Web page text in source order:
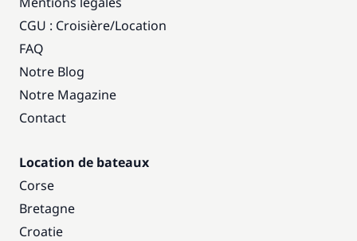
CGU : Croisière/Location
FAQ
Notre Blog
Notre Magazine
Contact
Location de bateaux
Corse
Bretagne
Croatie